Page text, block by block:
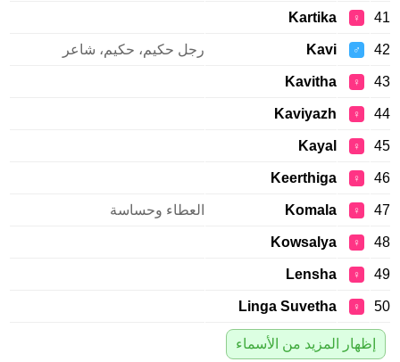
41
♀
Kartika
42
♂
Kavi رجل حكيم، حكيم، شاعر
43
♀
Kavitha
44
♀
Kaviyazh
45
♀
Kayal
46
♀
Keerthiga
47
♀
Komala العطاء وحساسة
48
♀
Kowsalya
49
♀
Lensha
50
♀
Linga Suvetha
إظهار المزيد من الأسماء